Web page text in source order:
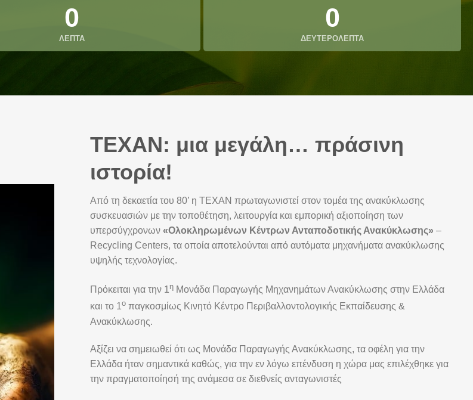
0
ΛΕΠΤΑ
0
ΔΕΥΤΕΡΟΛΕΠΤΑ
TEXAN: μια μεγάλη… πράσινη
ιστορία!
Από τη δεκαετία του 80’ η TEXAN πρωταγωνιστεί στον τομέα της ανακύκλωσης
συσκευασιών με την τοποθέτηση, λειτουργία και εμπορική αξιοποίηση των
υπερσύγχρονων «Ολοκληρωμένων Κέντρων Ανταποδοτικής Ανακύκλωσης» –
Recycling Centers, τα οποία αποτελούνται από αυτόματα μηχανήματα ανακύκλωσης
υψηλής τεχνολογίας.
Πρόκειται για την 1η Μονάδα Παραγωγής Μηχανημάτων Ανακύκλωσης στην Ελλάδα
και το 1ο παγκοσμίως Κινητό Κέντρο Περιβαλλοντολογικής Εκπαίδευσης &
Ανακύκλωσης.
Αξίζει να σημειωθεί ότι ως Μονάδα Παραγωγής Ανακύκλωσης, τα οφέλη για την
Ελλάδα ήταν σημαντικά καθώς, για την εν λόγω επένδυση η χώρα μας επιλέχθηκε για
την πραγματοποίησή της ανάμεσα σε διεθνείς ανταγωνιστές